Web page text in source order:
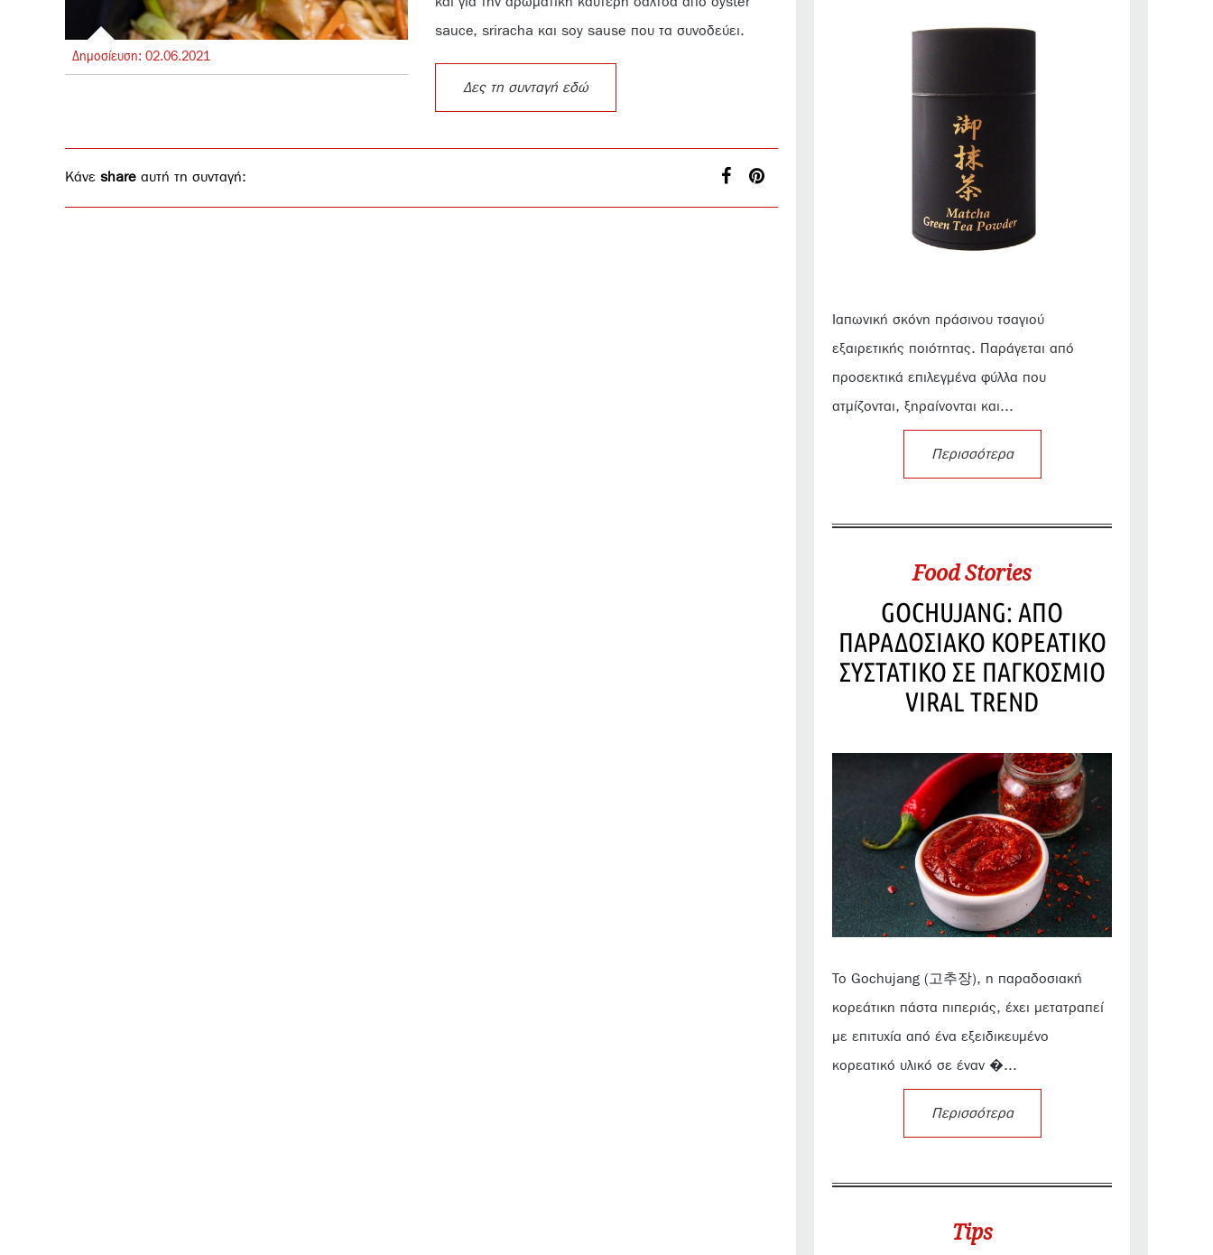
Δημοσίευση: 02.06.2021
sauce, sriracha και soy sause που τα συνοδεύει.
Δες τη συνταγή εδώ
Κάνε share αυτή τη συνταγή:
Ιαπωνική σκόνη πράσινου τσαγιού
εξαιρετικής ποιότητας. Παράγεται από
προσεκτικά επιλεγμένα φύλλα που
ατμίζονται, ξηραίνονται και...
Περισσότερα
Food Stories
GOCHUJANG: ΑΠΟ
ΠΑΡΑΔΟΣΙΑΚΟ ΚΟΡΕΑΤΙΚΟ
ΣΥΣΤΑΤΙΚΟ ΣΕ ΠΑΓΚΟΣΜΙΟ
VIRAL TREND
Το Gochujang (고추장), η παραδοσιακή
κορεάτικη πάστα πιπεριάς, έχει μετατραπεί
με επιτυχία από ένα εξειδικευμένο
κορεατικό υλικό σε έναν �...
Περισσότερα
Tips